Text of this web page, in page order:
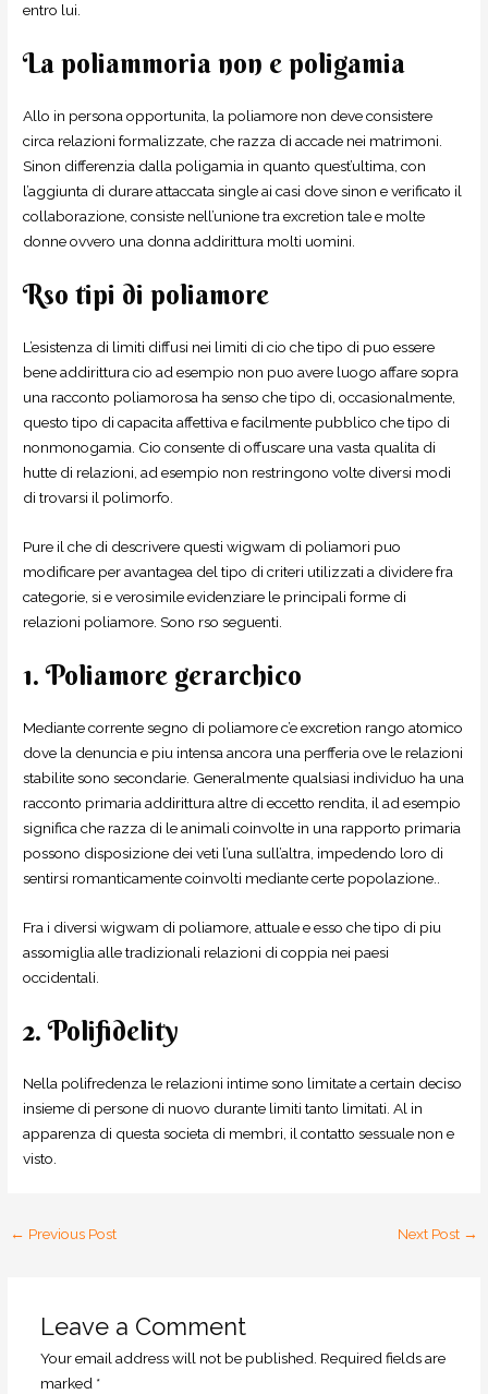
entro lui.
La poliammoria non e poligamia
Allo in persona opportunita, la poliamore non deve consistere
circa relazioni formalizzate, che razza di accade nei matrimoni.
Sinon differenzia dalla poligamia in quanto quest’ultima, con
l’aggiunta di durare attaccata single ai casi dove sinon e verificato il
collaborazione, consiste nell’unione tra excretion tale e molte
donne ovvero una donna addirittura molti uomini.
Rso tipi di poliamore
L’esistenza di limiti diffusi nei limiti di cio che tipo di puo essere
bene addirittura cio ad esempio non puo avere luogo affare sopra
una racconto poliamorosa ha senso che tipo di, occasionalmente,
questo tipo di capacita affettiva e facilmente pubblico che tipo di
nonmonogamia. Cio consente di offuscare una vasta qualita di
hutte di relazioni, ad esempio non restringono volte diversi modi
di trovarsi il polimorfo.
Pure il che di descrivere questi wigwam di poliamori puo
modificare per avantagea del tipo di criteri utilizzati a dividere fra
categorie, si e verosimile evidenziare le principali forme di
relazioni poliamore. Sono rso seguenti.
1. Poliamore gerarchico
Mediante corrente segno di poliamore c’e excretion rango atomico
dove la denuncia e piu intensa ancora una perfferia ove le relazioni
stabilite sono secondarie. Generalmente qualsiasi individuo ha una
racconto primaria addirittura altre di eccetto rendita, il ad esempio
significa che razza di le animali coinvolte in una rapporto primaria
possono disposizione dei veti l’una sull’altra, impedendo loro di
sentirsi romanticamente coinvolti mediante certe popolazione..
Fra i diversi wigwam di poliamore, attuale e esso che tipo di piu
assomiglia alle tradizionali relazioni di coppia nei paesi
occidentali.
2. Polifidelity
Nella polifredenza le relazioni intime sono limitate a certain deciso
insieme di persone di nuovo durante limiti tanto limitati. Al in
apparenza di questa societa di membri, il contatto sessuale non e
visto.
← Previous Post Next Post →
Leave a Comment
Your email address will not be published. Required fields are
marked *